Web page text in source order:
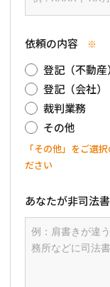
依頼の内容 ※
登記（不動産）
登記（会社）
裁判業務
その他
「その他」をご選
ださい
あなたが非司法